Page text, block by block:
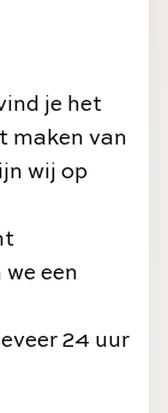
je het
maken van
wij op
een
24 uur